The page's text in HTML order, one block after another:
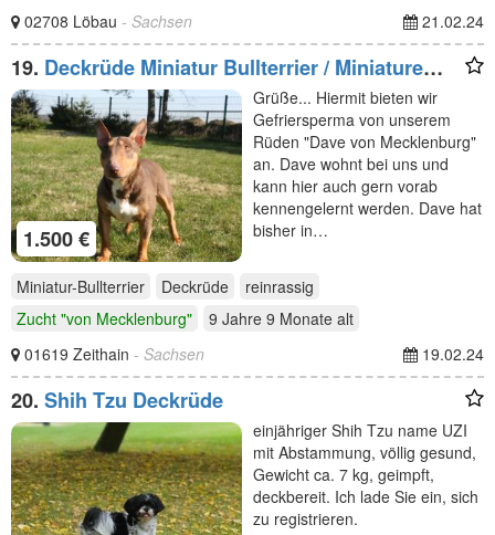
02708 Löbau - Sachsen 21.02.24
19. Deckrüde Miniatur Bullterrier / Miniature
Bull Terrier Schoko
1.500 €
Grüße... Hiermit bieten wir
Gefriersperma von unserem
Rüden "Dave von Mecklenburg"
an. Dave wohnt bei uns und
kann hier auch gern vorab
kennengelernt werden. Dave hat
bisher in…
Miniatur-Bullterrier Deckrüde
reinrassig
Zucht "von Mecklenburg"
9 Jahre 9 Monate alt
01619 Zeithain - Sachsen 19.02.24
20. Shih Tzu Deckrüde
einjähriger Shih Tzu name UZI
mit Abstammung, völlig gesund,
Gewicht ca. 7 kg, geimpft,
deckbereit. Ich lade Sie ein, sich
zu registrieren.